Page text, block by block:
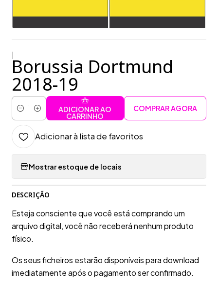
Borussia Dortmund
2018-19
Quantidade
ADICIONAR AO
CARRINHO
COMPRAR AGORA
Adicionar à lista de favoritos
Mostrar estoque de locais
DESCRIÇÃO
Esteja consciente que você está comprando um
arquivo digital, você não receberá nenhum produto
físico.
Os seus ficheiros estarão disponíveis para download
imediatamente após o pagamento ser confirmado.